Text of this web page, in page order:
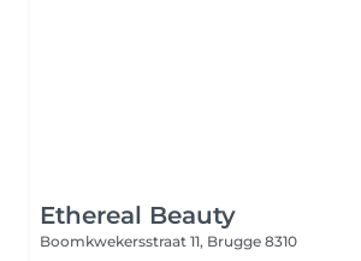
Ethereal Beauty
Boomkwekersstraat 11, Brugge 8310